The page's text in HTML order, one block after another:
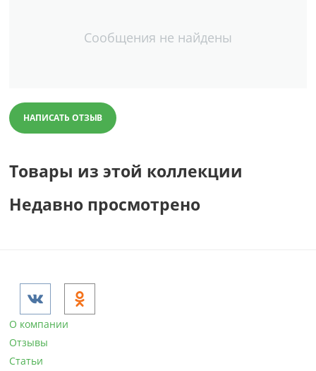
Сообщения не найдены
НАПИСАТЬ ОТЗЫВ
Товары из этой коллекции
Недавно просмотрено
О компании
Отзывы
Статьи